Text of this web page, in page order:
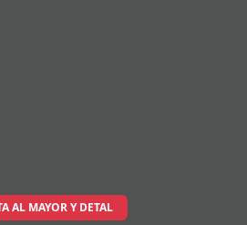
AL MAYOR Y DETAL